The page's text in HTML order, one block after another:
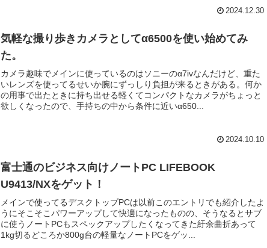
2024.12.30
気軽な撮り歩きカメラとしてα6500を使い始めてみ
た。
カメラ趣味でメインに使っているのはソニーのα7ivなんだけど、重た
いレンズを使ってるせいか腕にずっしり負担が来るときがある。何か
の用事で出たときに持ち出せる軽くてコンパクトなカメラがちょっと
欲しくなったので、手持ちの中から条件に近いα650...
2024.10.10
富士通のビジネス向けノートPC LIFEBOOK
U9413/NXをゲット！
メインで使ってるデスクトップPCは以前このエントリでも紹介したよ
うにそこそこパワーアップして快適になったものの、そうなるとサブ
に使うノートPCもスペックアップしたくなってきた紆余曲折あって
1kg切るどころか800g台の軽量なノートPCをゲッ...